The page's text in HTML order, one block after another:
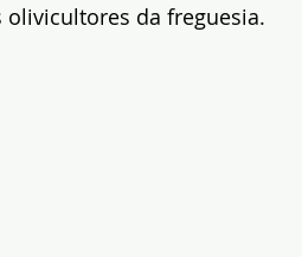
da freguesia.